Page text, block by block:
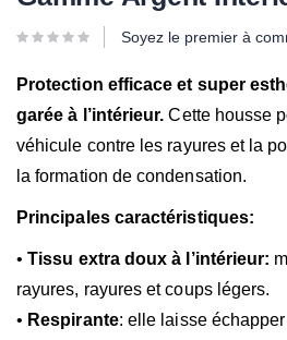
Soyez le premier à
Protection efficace et super
garée à l’intérieur. Cette housse
véhicule contre les rayures et la
la formation de condensation.
Principales caractéristiques:
• Tissu extra doux à l’intérieur:
rayures, rayures et coups légers.
• Respirante: elle laisse